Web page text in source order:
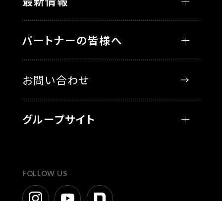
パートナーの皆様へ
お問い合わせ
グループサイト
FOLLOW US